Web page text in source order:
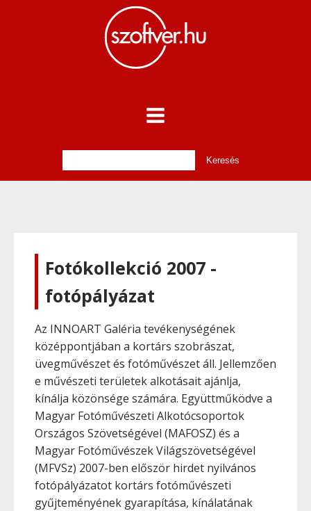
Fotókollekció 2007 -
fotópályázat
Az INNOART Galéria tevékenységének
középpontjában a kortárs szobrászat,
üvegművészet és fotóművészet áll. Jellemzően
e művészeti területek alkotásait ajánlja,
kínálja közönsége számára. Együttműködve a
Magyar Fotóművészeti Alkotócsoportok
Országos Szövetségével (MAFOSZ) és a
Magyar Fotóművészek Világszövetségével
(MFVSz) 2007-ben először hirdet nyilvános
fotópályázatot kortárs fotóművészeti
gyűjteményének gyarapítása, kínálatának